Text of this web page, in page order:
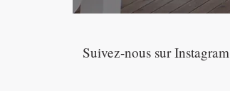
Suivez-nous sur Instagram